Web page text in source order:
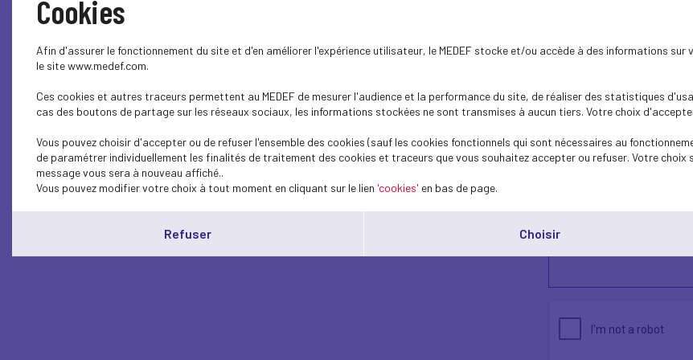
Cookies
Afin d'assurer le fonctionnement du site et d'en améliorer l'expérience utilisateur, le MEDEF stocke et/ou accède à des informations
le site www.medef.com.
Ces cookies et autres traceurs permettent au MEDEF de mesurer l'audience et la performance du site, de réaliser des statistiques
cas des boutons de partage sur les réseaux sociaux, les informations stockées ne sont transmises à aucun tiers. Votre choix
Vous pouvez choisir d'accepter ou de refuser l'ensemble des cookies (sauf les cookies fonctionnels qui sont nécessaires au
de paramétrer individuellement les finalités de traitement des cookies et traceurs que vous souhaitez accepter ou refuser. Votre choix
message vous sera à nouveau affiché..
Vous pouvez modifier votre choix à tout moment en cliquant sur le lien 'cookies' en bas de page.
Refuser Choisir